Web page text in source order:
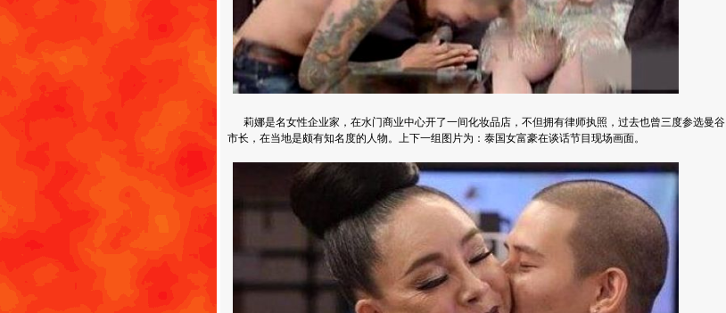
莉娜是名女性企业家，在水门商业中心开了一间化妆品店，不但拥有律师执照，过去也曾三度参选曼谷
市长，在当地是颇有知名度的人物。上下一组图片为：泰国女富豪在谈话节目现场画面。